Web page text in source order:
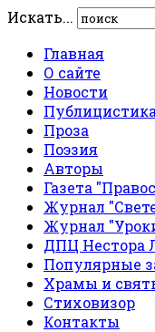
Искать...
Главная
О сайте
Новости
Публицистика
Проза
Поэзия
Авторы
Газета
Журнал
Журнал
ДПЦ Нестора
Популярные
Храмы и
Стиховизор
Контакты